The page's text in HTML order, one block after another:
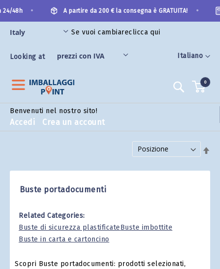
al
contenuto
Lingua
Italiano
48h A partire da 200 € la consegna è GRATUITA!
Se vuoi cambiareclicca qui
Looking at
Search
Benvenuti nel nostro sito!
Accedi Crea un account
0
Buste portadocumenti
Related Categories:
Buste di sicurezza plastificateBuste imbottite
Buste in carta e cartoncino
Scopri Buste portadocumenti: prodotti selezionati,